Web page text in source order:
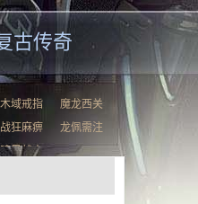
古传奇
木域戒指
魔龙西关
战狂麻痹
龙佩需注
暗黑战士